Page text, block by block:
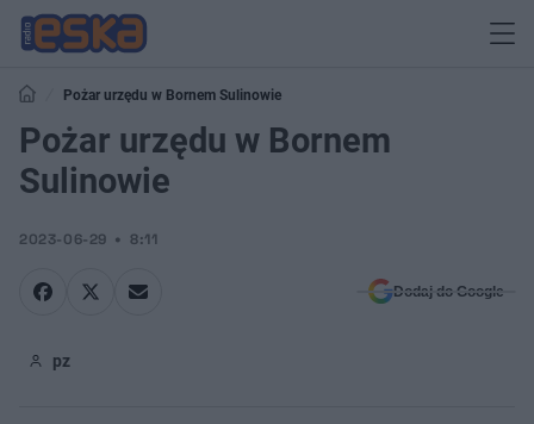
Pożar urzędu w Bornem Sulinowie
Pożar urzędu w Bornem
Sulinowie
2023-06-29 8:11
Dodaj do Google
pz